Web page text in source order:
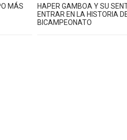
MÁS
HAPER GAMBOA Y SU
ENTRAR EN LA HISTORIA
BICAMPEONATO